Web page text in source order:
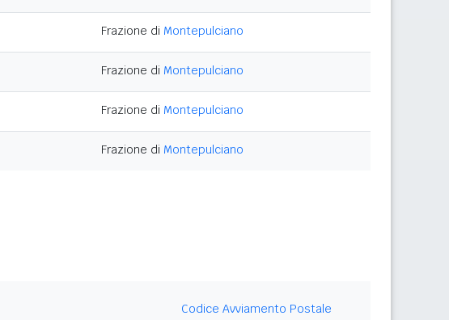
Frazione di Montepulciano
Frazione di Montepulciano
Frazione di Montepulciano
Frazione di Montepulciano
Codice Avviamento Postale